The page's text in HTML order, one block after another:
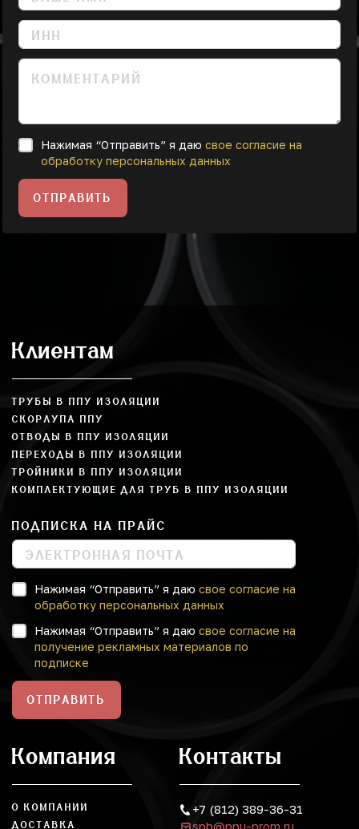
Нажимая “Отправить” я даю свое согласие на
обработку персональных данных
ОТПРАВИТЬ
Клиентам
ТРУБЫ В ППУ ИЗОЛЯЦИИ
СКОРЛУПА ППУ
ОТВОДЫ В ППУ ИЗОЛЯЦИИ
ПЕРЕХОДЫ В ППУ ИЗОЛЯЦИИ
ТРОЙНИКИ В ППУ ИЗОЛЯЦИИ
КОМПЛЕКТУЮЩИЕ ДЛЯ ТРУБ В ППУ ИЗОЛЯЦИИ
ПОДПИСКА НА ПРАЙС
Нажимая “Отправить” я даю свое согласие на
обработку персональных данных
Нажимая “Отправить” я даю свое согласие на
получение рекламных материалов по
подписке
ОТПРАВИТЬ
Компания
О КОМПАНИИ
ДОСТАВКА
Контакты
+7 (812) 389-36-31
spb@ppu-prom.ru